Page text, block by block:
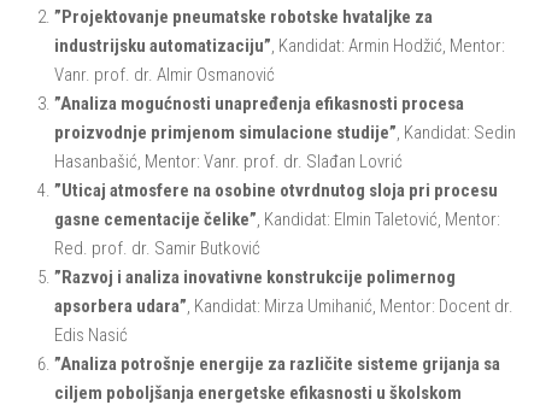
”Projektovanje pneumatske robotske hvataljke za
industrijsku automatizaciju”, Kandidat: Armin Hodžić, Mentor:
Vanr. prof. dr. Almir Osmanović
”Analiza mogućnosti unapređenja efikasnosti procesa
proizvodnje primjenom simulacione studije”, Kandidat: Sedin
Hasanbašić, Mentor: Vanr. prof. dr. Slađan Lovrić
”Uticaj atmosfere na osobine otvrdnutog sloja pri procesu
gasne cementacije čelike”, Kandidat: Elmin Taletović, Mentor:
Red. prof. dr. Samir Butković
”Razvoj i analiza inovativne konstrukcije polimernog
apsorbera udara”, Kandidat: Mirza Umihanić, Mentor: Docent dr.
Edis Nasić
”Analiza potrošnje energije za različite sisteme grijanja sa
ciljem poboljšanja energetske efikasnosti u školskom